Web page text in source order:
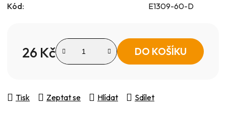
Kód: E1309-60-D
26 Kč
Měrná cena:
DO KOŠÍKU
Tisk Zeptat se Hlídat Sdílet